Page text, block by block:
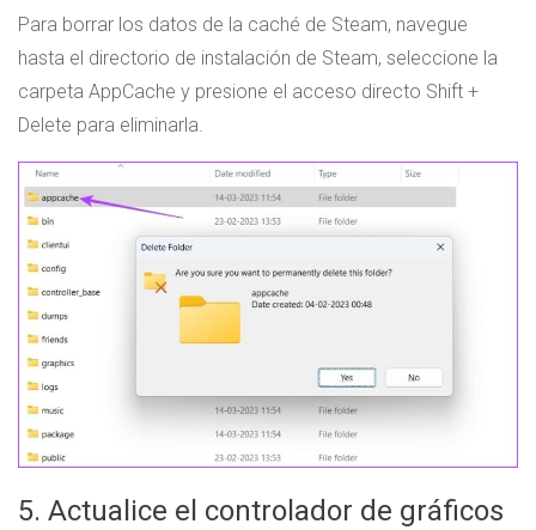
Para borrar los datos de la caché de Steam, navegue
hasta el directorio de instalación de Steam, seleccione la
carpeta AppCache y presione el acceso directo Shift +
Delete para eliminarla.
5. Actualice el controlador de gráficos